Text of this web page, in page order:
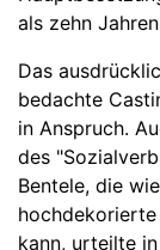
als zehn
Das
bedachte
in Anspruch.
des
Bentele, die
kann, urteilte